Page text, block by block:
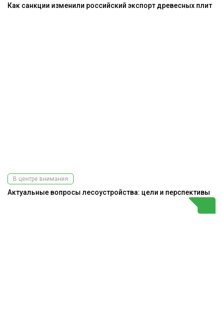
Как санкции изменили российский экспорт древесных плит
В центре внимания
Актуальные вопросы лесоустройства: цели и перспективы